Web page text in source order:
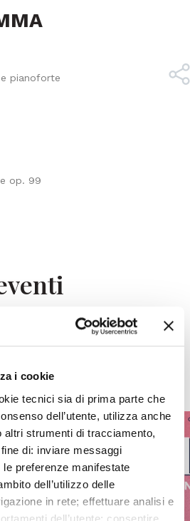
i cookie
tecnici sia di prima parte che
dell’utente, utilizza anche
altri strumenti di tracciamento,
di: inviare messaggi
preferenze manifestate
dell’utilizzo delle
in rete; effettuare analisi e
dell’utente; consentire
pianoforte
op. 99